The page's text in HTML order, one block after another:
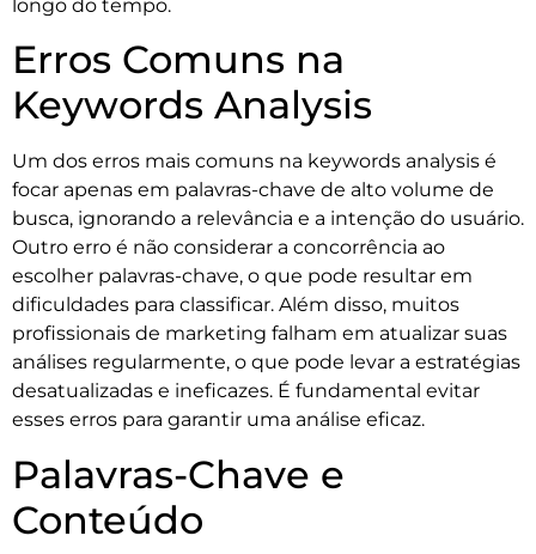
longo do tempo.
Erros Comuns na
Keywords Analysis
Um dos erros mais comuns na keywords analysis é
focar apenas em palavras-chave de alto volume de
busca, ignorando a relevância e a intenção do usuário.
Outro erro é não considerar a concorrência ao
escolher palavras-chave, o que pode resultar em
dificuldades para classificar. Além disso, muitos
profissionais de marketing falham em atualizar suas
análises regularmente, o que pode levar a estratégias
desatualizadas e ineficazes. É fundamental evitar
esses erros para garantir uma análise eficaz.
Palavras-Chave e
Conteúdo